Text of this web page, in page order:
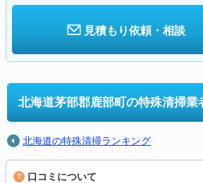
見積もり依頼・相談
北海道茅部郡鹿部町の特殊清掃業
北海道の特殊清掃ランキング
口コミについて